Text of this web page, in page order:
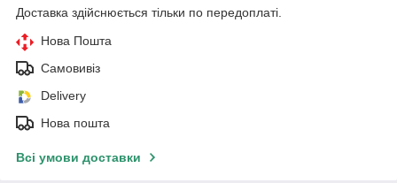
Доставка здійснюється тільки по передоплаті.
Нова Пошта
Самовивіз
Delivery
Нова пошта
Всі умови доставки